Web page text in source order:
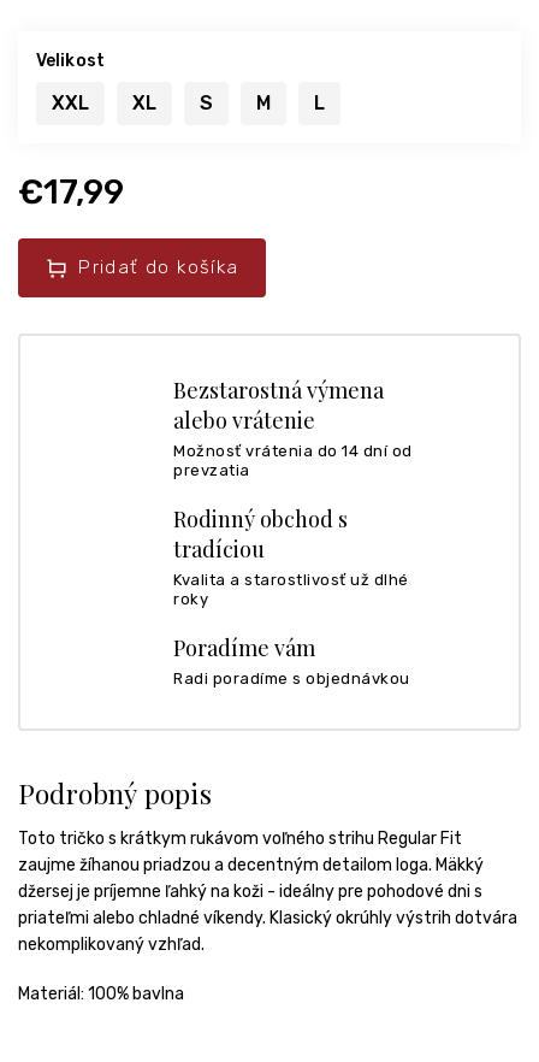
€17,99
Pridať do košíka
Velikost
XXL XL S M L
Bezstarostná výmena
alebo vrátenie
Možnosť vrátenia do 14 dní od
prevzatia
Rodinný obchod s
tradíciou
Kvalita a starostlivosť už dlhé
roky
Poradíme vám
Radi poradíme s objednávkou
Podrobný popis
Toto tričko s krátkym rukávom voľného strihu Regular Fit
zaujme žíhanou priadzou a decentným detailom loga. Mäkký
džersej je príjemne ľahký na koži - ideálny pre pohodové dni s
priateľmi alebo chladné víkendy. Klasický okrúhly výstrih dotvára
nekomplikovaný vzhľad.
Materiál: 100% bavlna